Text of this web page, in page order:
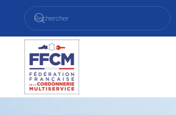
Passer au contenu principal